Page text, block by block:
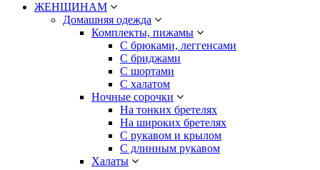
ЖЕНЩИНАМ
Домашняя одежда
Комплекты, пижамы
С брюками, леггенсами
С бриджами
С шортами
С халатом
Ночные сорочки
На тонких бретелях
На широких бретелях
С рукавом и крылом
С длинным рукавом
Халаты